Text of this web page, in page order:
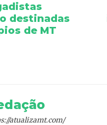
destinadas
de MT
atualizamt.com/